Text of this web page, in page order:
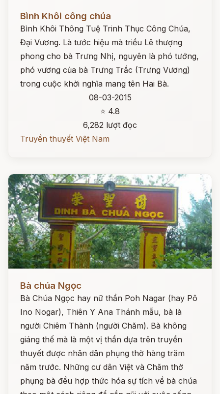
Bình Khôi công chúa
Bình Khôi Thông Tuệ Trinh Thục Công Chúa,
Đại Vương. Là tước hiệu mà triều Lê thượng
phong cho bà Trưng Nhị, nguyên là phó tướng,
phó vương của bà Trưng Trắc (Trưng Vương)
trong cuộc khởi nghĩa mang tên Hai Bà.
08-03-2015
⭐ 4.8
6,282 lượt đọc
Truyền thuyết Việt Nam
Bà chúa Ngọc
Bà Chúa Ngọc hay nữ thần Poh Nagar (hay Pô
Ino Nogar), Thiên Y Ana Thánh mẫu, bà là
người Chiêm Thành (người Chăm). Bà không
giáng thế mà là một vị thần dựa trên truyền
thuyết được nhân dân phụng thờ hàng trăm
năm trước. Những cư dân Việt và Chăm thờ
phụng bà đều hợp thức hóa sự tích về bà chúa